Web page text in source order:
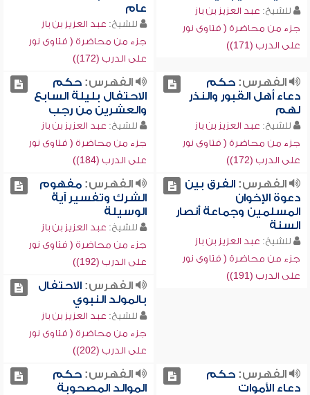
للشيخ: عبد العزيز بن باز
جزء من محاضرة ( فتاوى نور
على الدرب (171))
عام
للشيخ: عبد العزيز بن باز
جزء من محاضرة ( فتاوى نور
على الدرب (172))
الفهرس:حكم
دعاء أهل القبور والنذر
لهم
للشيخ: عبد العزيز بن باز
جزء من محاضرة ( فتاوى نور
على الدرب (172))
الفهرس:حكم
الاحتفال بليلة السابع
والعشرين من رجب
للشيخ: عبد العزيز بن باز
جزء من محاضرة ( فتاوى نور
على الدرب (184))
الفهرس:الفرق بين
دعوة الإخوان
المسلمين وجماعة أنصار
السنة
للشيخ: عبد العزيز بن باز
جزء من محاضرة ( فتاوى نور
على الدرب (191))
الفهرس:مفهوم
الشرك وتفسير آية
الوسيلة
للشيخ: عبد العزيز بن باز
جزء من محاضرة ( فتاوى نور
على الدرب (192))
الفهرس:الاحتفال
بالمولد النبوي
للشيخ: عبد العزيز بن باز
جزء من محاضرة ( فتاوى نور
على الدرب (202))
الفهرس:حكم
دعاء الأموات
الفهرس:حكم
الموالد المصحوبة